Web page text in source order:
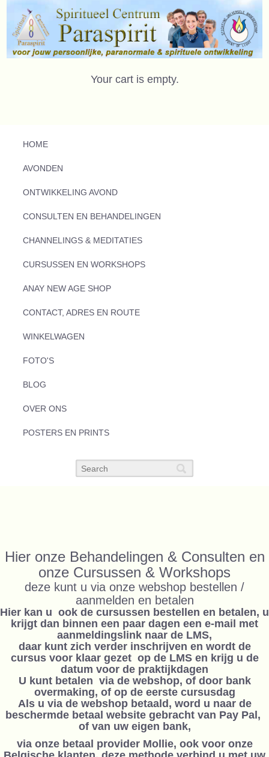
Your cart is empty.
HOME
AVONDEN
ONTWIKKELING AVOND
CONSULTEN EN BEHANDELINGEN
CHANNELINGS & MEDITATIES
CURSUSSEN EN WORKSHOPS
ANAY NEW AGE SHOP
CONTACT, ADRES EN ROUTE
WINKELWAGEN
FOTO'S
BLOG
OVER ONS
POSTERS EN PRINTS
Hier onze Behandelingen & Consulten en
onze Cursussen & Workshops
deze kunt u via onze webshop bestellen /
aanmelden en betalen
Hier kan u ook de cursussen bestellen en betalen, u
krijgt dan binnen een paar dagen een e-mail met
aanmeldingslink naar de LMS,
daar kunt zich verder inschrijven en wordt de
cursus voor klaar gezet op de LMS en krijg u de
datum voor de praktijkdagen
U kunt betalen via de webshop, of door bank
overmaking, of op de eerste cursusdag
Als u via de webshop betaald, word u naar de
beschermde betaal website gebracht van Pay Pal,
of van uw eigen bank,
via onze betaal provider Mollie, ook voor onze